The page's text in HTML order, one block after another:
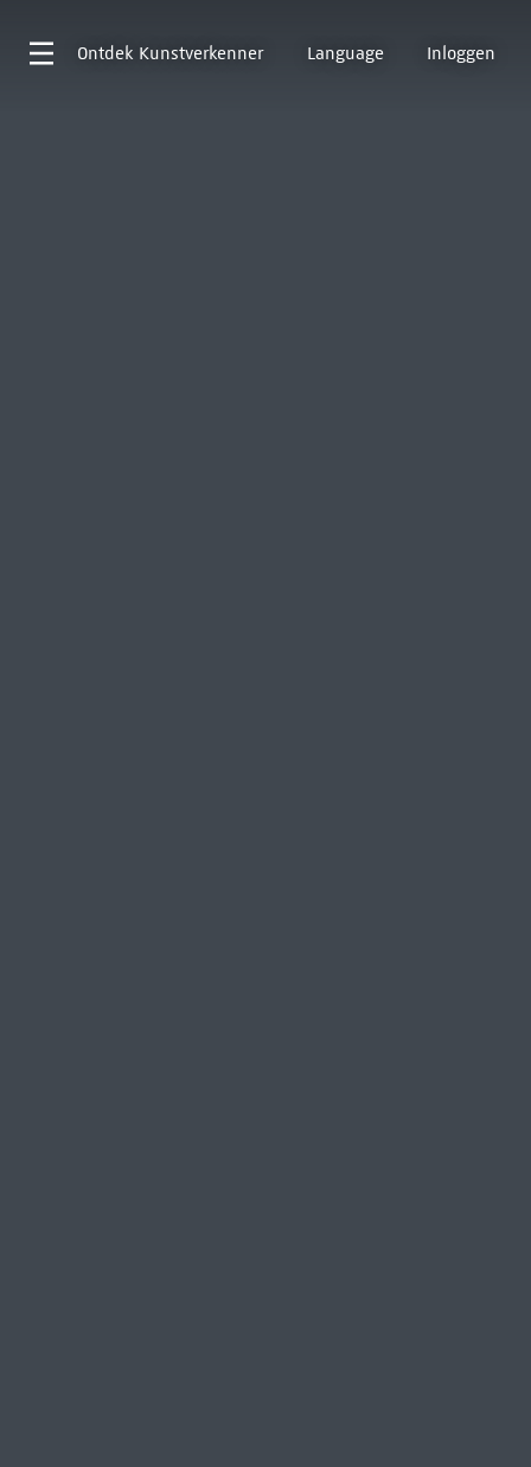
Ontdek Kunstverkenner Language Inloggen